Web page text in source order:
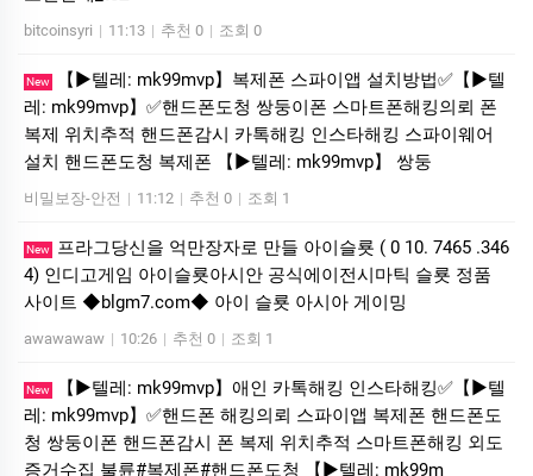
bitcoinsyri | 11:13 | 추천 0 | 조회 0
New
【▶텔레: mk99mvp】복제폰 스파이앱 설치방법✅【▶텔
레: mk99mvp】✅핸드폰도청 쌍둥이폰 스마트폰해킹의뢰 폰
복제 위치추적 핸드폰감시 카톡해킹 인스타해킹 스파이웨어
설치 핸드폰도청 복제폰 【▶텔레: mk99mvp】 쌍둥
비밀보장-안전 | 11:12 | 추천 0 | 조회 1
New
프라그당신을 억만장자로 만들 아이슬룟 ( 0 10. 7465 .346
4) 인디­고게­임 아이슬룟아시안 공식에이전시마틱 슬룟 정품
사이트 ◆blgm7.com◆ 아이 슬룟 아시아 게이밍
awawawaw | 10:26 | 추천 0 | 조회 1
New
【▶텔레: mk99mvp】애인 카톡해킹 인스타해킹✅【▶텔
레: mk99mvp】✅핸드폰 해킹의뢰 스파이앱 복제폰 핸드폰도
청 쌍둥이폰 핸드폰감시 폰 복제 위치추적 스마트폰해킹 외도
증거수집 불륜#복제폰#핸드폰도청 【▶텔레: mk99m